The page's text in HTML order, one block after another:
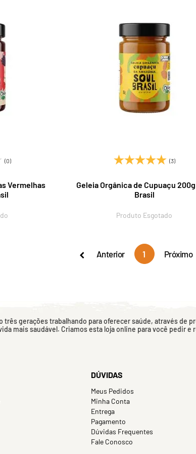
(0)
Vermelhas
(3)
Geleia Orgânica de Cupuaçu
Brasil
Produto Esgotado
Anterior 1 Próximo
gerações trabalhando para oferecer saúde, através de
mais saudável. Criamos esta loja online para você pedir
DÚVIDAS
Meus Pedidos
Minha Conta
Entrega
Pagamento
Dúvidas Frequentes
Fale Conosco